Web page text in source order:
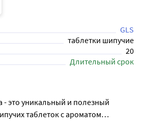
GLS
таблетки шипучие
20
Длительный срок
- это уникальный и полезный
таблеток с ароматом
высокую дозу витамина С - 900